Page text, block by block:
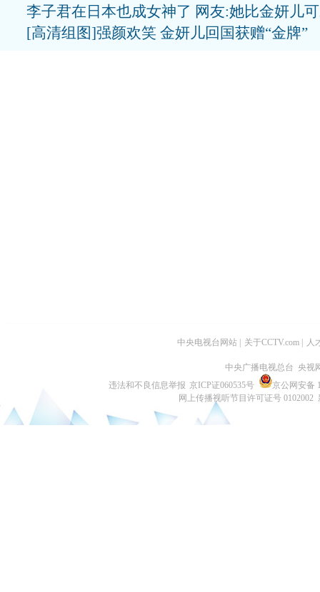
李子君在日本也成女神了 网友:她比金妍儿
[高清组图]强颜欢笑 金妍儿回国获赠“金牌”
中央电视台网站 关于CCTV.com 人
中央广播电视总台 央视
违法和不良信息举报 京ICP证060535号
京公网安备
网上传播视听节目许可证号 0102002